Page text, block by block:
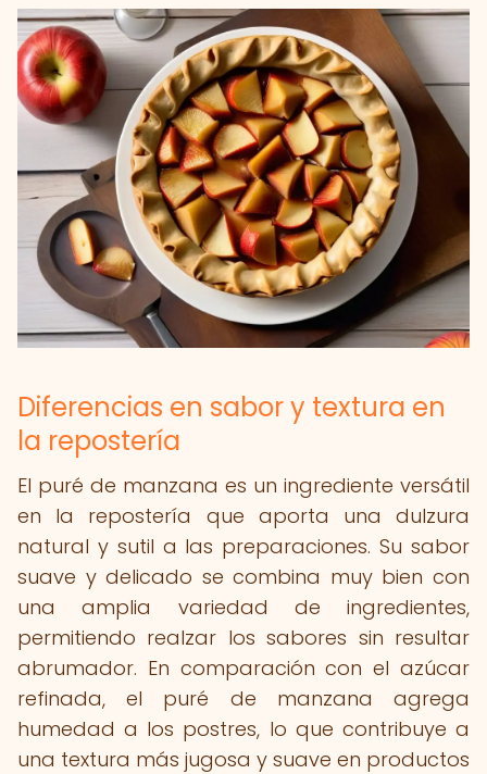
Diferencias en sabor y textura en
la repostería
El puré de manzana es un ingrediente versátil
en la repostería que aporta una dulzura
natural y sutil a las preparaciones. Su sabor
suave y delicado se combina muy bien con
una amplia variedad de ingredientes,
permitiendo realzar los sabores sin resultar
abrumador. En comparación con el azúcar
refinada, el puré de manzana agrega
humedad a los postres, lo que contribuye a
una textura más jugosa y suave en productos